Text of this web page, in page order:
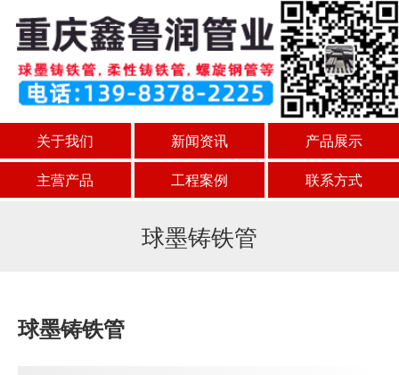
关于我们 新闻资讯
产品展示
主营产品
工程案例 联系方式
球墨铸铁管
球墨铸铁管